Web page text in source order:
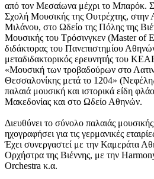
από τον Μεσαίωνα μέχρι το Μπαρόκ.
Σχολή Μουσικής της Ουτρέχτης,
Μιλάνου, στο Ωδείο της Πόλης της
Μουσικής του Τρόσινγκεν (Master of
διδάκτορας του Πανεπιστημίου
μεταδιδακτορικός ερευνητής του
«Μουσική των τροβαδούρων στο
Θεσσαλονίκης μετά το 1204»
παλαιά μουσική και ιστορικά είδη
Μακεδονίας και στο Ωδείο Αθηνών.
Διευθύνει το σύνολο παλαιάς
ηχογραφήσει για τις γερμανικές
Έχει συνεργαστεί με την Καμεράτα
Ορχήστρα της Βιέννης, με την
Orchestra κ.α.